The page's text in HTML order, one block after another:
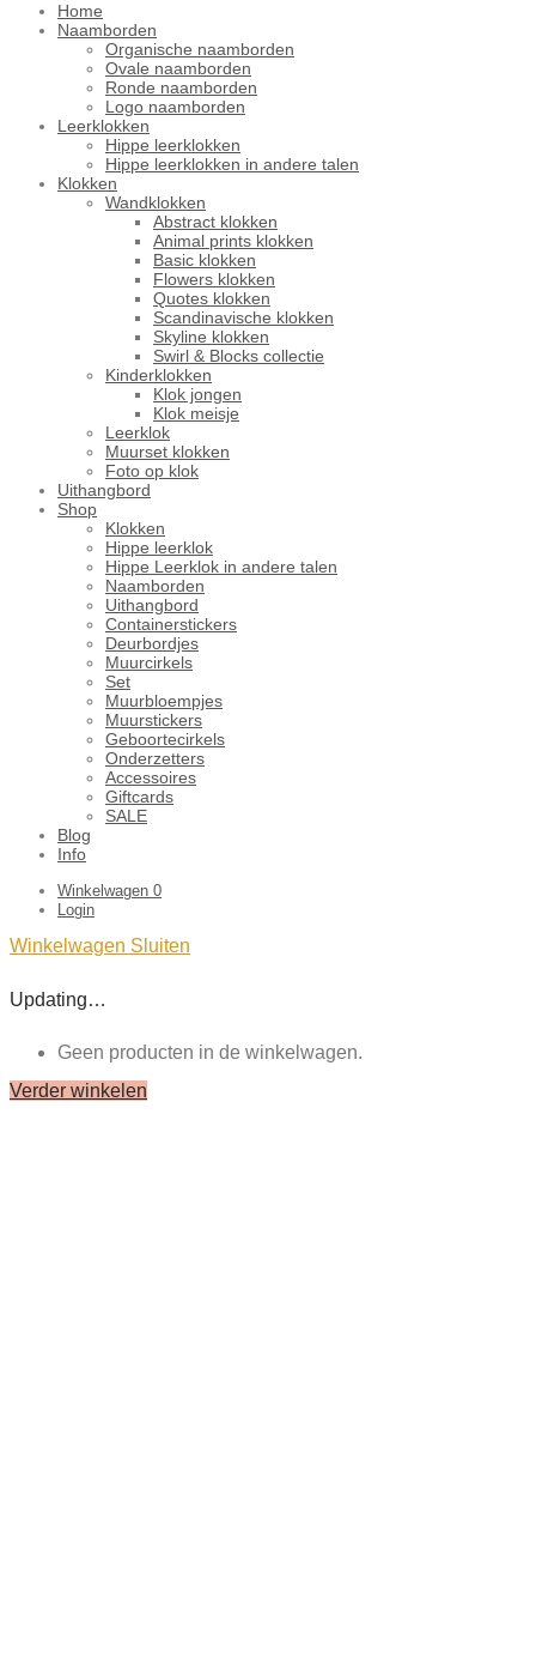
Home
Naamborden
Organische naamborden
Ovale naamborden
Ronde naamborden
Logo naamborden
Leerklokken
Hippe leerklokken
Hippe leerklokken in andere talen
Klokken
Wandklokken
Abstract klokken
Animal prints klokken
Basic klokken
Flowers klokken
Quotes klokken
Scandinavische klokken
Skyline klokken
Swirl & Blocks collectie
Kinderklokken
Klok jongen
Klok meisje
Leerklok
Muurset klokken
Foto op klok
Uithangbord
Shop
Klokken
Hippe leerklok
Hippe Leerklok in andere talen
Naamborden
Uithangbord
Containerstickers
Deurbordjes
Muurcirkels
Set
Muurbloempjes
Muurstickers
Geboortecirkels
Onderzetters
Accessoires
Giftcards
SALE
Blog
Info
Winkelwagen 0
Login
Winkelwagen Sluiten
Updating…
Geen producten in de winkelwagen.
Verder winkelen